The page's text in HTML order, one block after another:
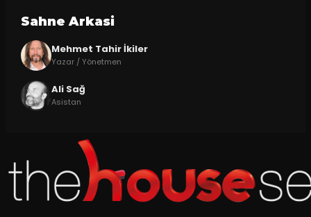
Sahne Arkasi
Mehmet Tahir İkiler
Yazar / Yönetmen
Ali Sağ
Asistan